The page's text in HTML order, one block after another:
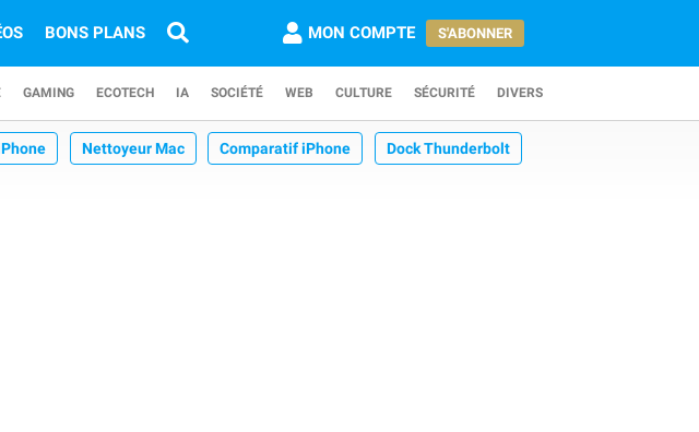
BONS PLANS MON COMPTE S'ABONNER
GAMING ECOTECH IA SOCIÉTÉ WEB CULTURE SÉCURITÉ DIVERS
Nettoyeur Mac Comparatif iPhone Dock Thunderbolt